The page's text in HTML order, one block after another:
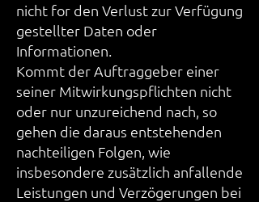
nicht for den Verlust zur Verfügung
gestellter Daten oder
Informationen.
Kommt der Auftraggeber einer
seiner Mitwirkungspflichten nicht
oder nur unzureichend nach, so
gehen die daraus entstehenden
nachteiligen Folgen, wie
insbesondere zusätzlich anfallende
Leistungen und Verzögerungen bei